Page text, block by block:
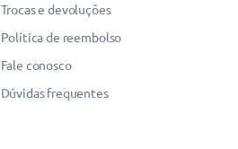
Trocas e devoluções
Política de reembolso
Fale conosco
Dúvidas frequentes